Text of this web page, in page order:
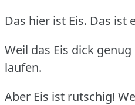
Das hier ist Eis. Das ist
Weil das Eis dick
laufen.
Aber Eis ist rutschig!